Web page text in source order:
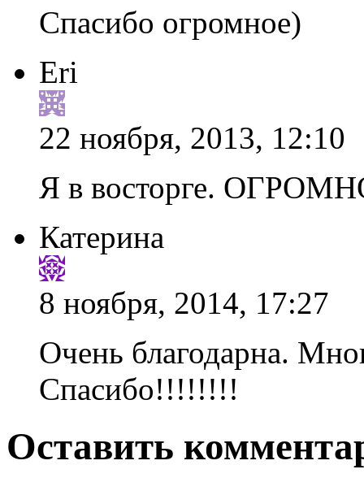
Спасибо огромное)
Eri
22 ноября, 2013, 12:10
Я в вoсторге.
Катерина
8 ноября, 2014, 17:27
Очень благодарна.
Спасибо!!!!!!!!
Оставить